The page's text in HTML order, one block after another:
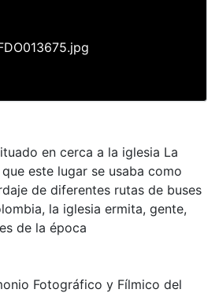
en cerca a la iglesia La
este lugar se usaba como
de diferentes rutas de buses
la iglesia ermita, gente,
de la época
Fotográfico y Fílmico del